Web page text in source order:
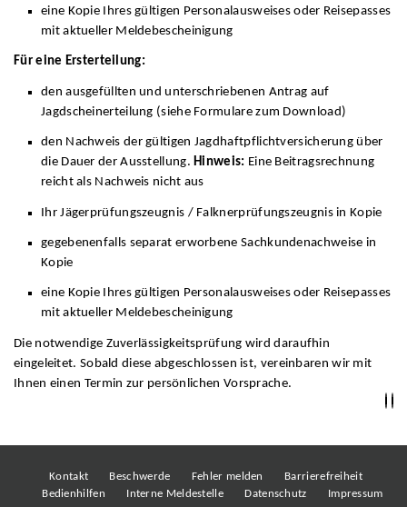
eine Kopie Ihres gültigen Personalausweises oder Reisepasses
mit aktueller Meldebescheinigung
Für eine Ersterteilung:
den ausgefüllten und unterschriebenen Antrag auf
Jagdscheinerteilung (siehe Formulare zum Download)
den Nachweis der gültigen Jagdhaftpflichtversicherung über
die Dauer der Ausstellung.Hinweis: Eine Beitragsrechnung
reicht als Nachweis nicht aus
Ihr Jägerprüfungszeugnis / Falknerprüfungszeugnis in Kopie
gegebenenfalls separat erworbene Sachkundenachweise in
Kopie
eine Kopie Ihres gültigen Personalausweises oder Reisepasses
mit aktueller Meldebescheinigung
Die notwendige Zuverlässigkeitsprüfung wird daraufhin
eingeleitet. Sobald diese abgeschlossen ist, vereinbaren wir mit
Ihnen einen Termin zur persönlichen Vorsprache.
Kontakt Beschwerde Fehler melden
Barrierefreiheit
Bedienhilfen
Interne Meldestelle Datenschutz Impressum